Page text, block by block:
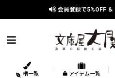
会員登録で5%OFF ＆
柄一覧 アイテム一覧